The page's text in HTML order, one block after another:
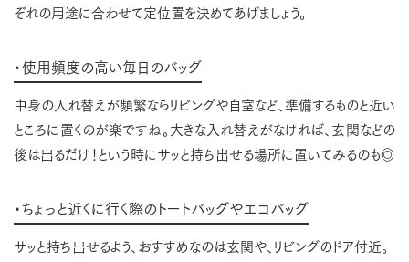
ぞれの用途に合わせて定位置を決めてあげましょう。
・使用頻度の高い毎日のバッグ
中身の入れ替えが頻繁ならリビングや自室など、準備するものと近い
ところに置くのが楽ですね。大きな入れ替えがなければ、玄関などの
後は出るだけ！という時にサッと持ち出せる場所に置いてみるのも◎
・ちょっと近くに行く際のトートバッグやエコバッグ
サッと持ち出せるよう、おすすめなのは玄関や、リビングのドア付近。